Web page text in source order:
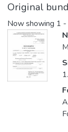
Original
Now showing 1